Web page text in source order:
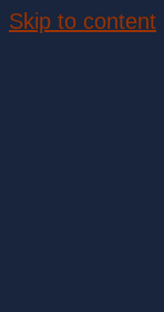
Skip to content